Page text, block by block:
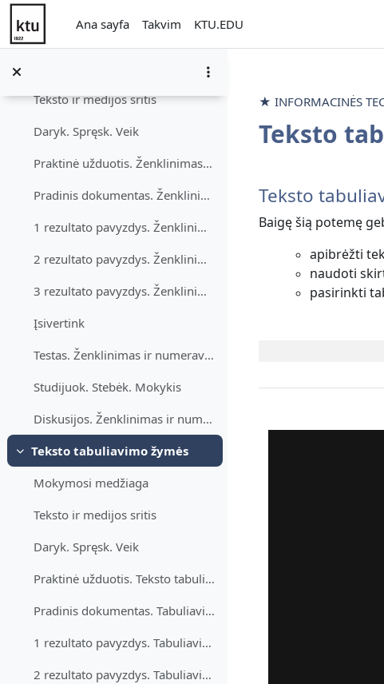
Ana içeriğe git
Ana sayfa Takvim KTU.EDU
DaraltŽenklinimas ir numeravimas
Teksto ir medijos sritis
Daryk. Spręsk. Veik
Praktinė užduotis. Ženklinimas ir numeravimas
Pradinis dokumentas. Ženklinimas ir numeravimas
1 rezultato pavyzdys. Ženklinimas ir numeravimas
2 rezultato pavyzdys. Ženklinimas ir numeravimas
3 rezultato pavyzdys. Ženklinimas ir numeravimas
Įsivertink
Testas. Ženklinimas ir numeravimas
Studijuok. Stebėk. Mokykis
Diskusijos. Ženklinimas ir numeravimas
Daralt
Teksto tabuliavimo žymės
Mokymosi medžiaga
Teksto ir medijos sritis
Daryk. Spręsk. Veik
Praktinė užduotis. Teksto tabuliavimo žymės
Pradinis dokumentas. Tabuliavimas
1 rezultato pavyzdys. Tabuliavimo žymės
2 rezultato pavyzdys. Tabuliavimo žymės
★ INFORMACINĖS
Teksto
Bölüm
Teksto
Baigę šią potemę
apibrėžti
naudoti
pasirinkti